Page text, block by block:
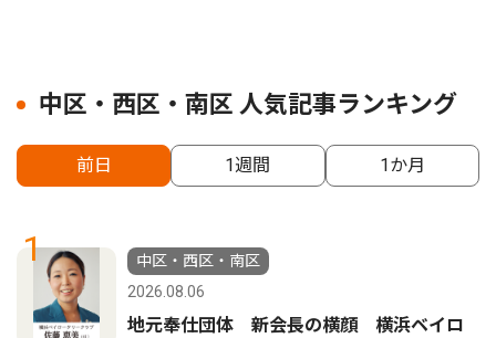
中区・西区・南区 人気記事ランキング
前日 1週間 1か月
1
中区・西区・南区
2026.08.06
地元奉仕団体 新会長の横顔 横浜ベイロ